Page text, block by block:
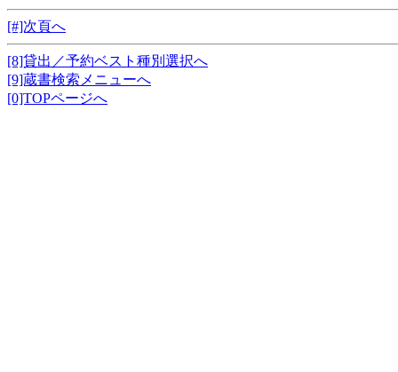
[#]次頁へ
[8]貸出／予約ベスト種別選択へ
[9]蔵書検索メニューへ
[0]TOPページへ